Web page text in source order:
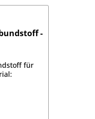
-
für